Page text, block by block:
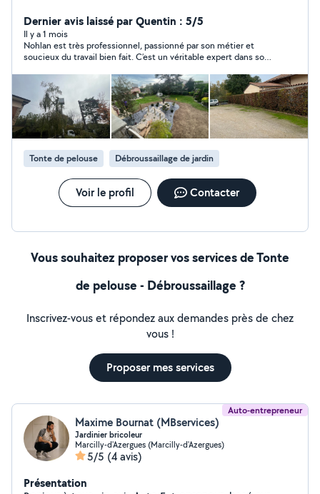
rigoureux et à l'écoute de vos besoins, j'accorde une
grande importance aux finitions et à la qualité de
chaque réalisation. Que ce soit pour la tonte, la taille de
haies, l'élagage, la création et l'aménagement de jardins,
ou encore l'installation d'arrosage automatique, je
réalise chaque intervention avec professionnalisme et le
souci du détail. Mon objectif est simple : vous offrir un
extérieur propre, esthétique et parfaitement entretenu,
tout en garantissant un service fiable, des conseils
adaptés et le respect des délais. Si vous recherchez un
paysagiste sérieux, passionné et investi dans son travail,
je serai ravi de vous accompagner dans tous vos projets.
Dernier avis laissé par Quentin : 5/5
Il y a 1 mois
Nohlan est très professionnel, passionné par son métier et
soucieux du travail bien fait. C’est un véritable expert dans son
Tonte de pelouse Débroussaillage de jardin
Voir le profil Contacter
Vous souhaitez proposer vos services de Tonte
de pelouse - Débroussaillage ?
Inscrivez-vous et répondez aux demandes près de chez
vous !
Proposer mes services
Auto-entrepreneur
Maxime Bournat (MBservices)
Jardinier bricoleur
Marcilly-d'Azergues (Marcilly-d'Azergues)
5/5 (4 avis)
Présentation